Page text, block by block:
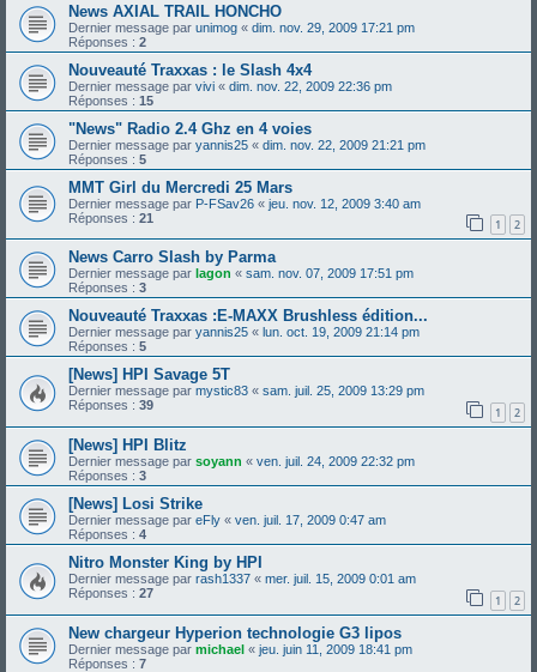
News AXIAL TRAIL HONCHO
Dernier message par unimog « dim. nov. 29, 2009 17:21 pm
Réponses : 2
Nouveauté Traxxas : le Slash 4x4
Dernier message par vivi « dim. nov. 22, 2009 22:36 pm
Réponses : 15
"News" Radio 2.4 Ghz en 4 voies
Dernier message par yannis25 « dim. nov. 22, 2009 21:21 pm
Réponses : 5
MMT Girl du Mercredi 25 Mars
Dernier message par P-FSav26 « jeu. nov. 12, 2009 3:40 am
Réponses : 21 1 2
News Carro Slash by Parma
Dernier message par lagon « sam. nov. 07, 2009 17:51 pm
Réponses : 3
Nouveauté Traxxas :E-MAXX Brushless édition...
Dernier message par yannis25 « lun. oct. 19, 2009 21:14 pm
Réponses : 5
[News] HPI Savage 5T
Dernier message par mystic83 « sam. juil. 25, 2009 13:29 pm
Réponses : 39 1 2
[News] HPI Blitz
Dernier message par soyann « ven. juil. 24, 2009 22:32 pm
Réponses : 3
[News] Losi Strike
Dernier message par eFly « ven. juil. 17, 2009 0:47 am
Réponses : 4
Nitro Monster King by HPI
Dernier message par rash1337 « mer. juil. 15, 2009 0:01 am
Réponses : 27 1 2
New chargeur Hyperion technologie G3 lipos
Dernier message par michael « jeu. juin 11, 2009 18:41 pm
Réponses : 7